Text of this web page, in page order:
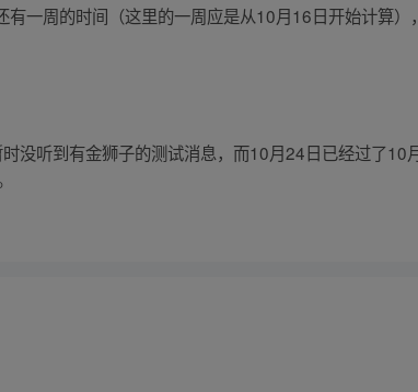
一周的时间（这里的一周应是从10月16日开始计算
没听到有金狮子的测试消息，而10月24日已经过了10